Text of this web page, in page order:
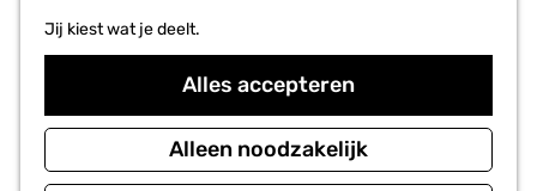
Jij kiest wat je deelt.
Alles accepteren
Alleen noodzakelijk